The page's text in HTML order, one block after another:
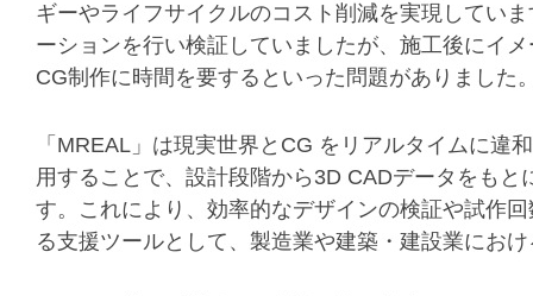
ギーやライフサイクルのコスト削減を実現してい
ーションを行い検証していましたが、施工後にイ
CG制作に時間を要するといった問題がありました
「MREAL」は現実世界とCG をリアルタイムに
用することで、設計段階から3D CADデータをも
す。これにより、効率的なデザインの検証や試作
る支援ツールとして、製造業や建築・建設業にお